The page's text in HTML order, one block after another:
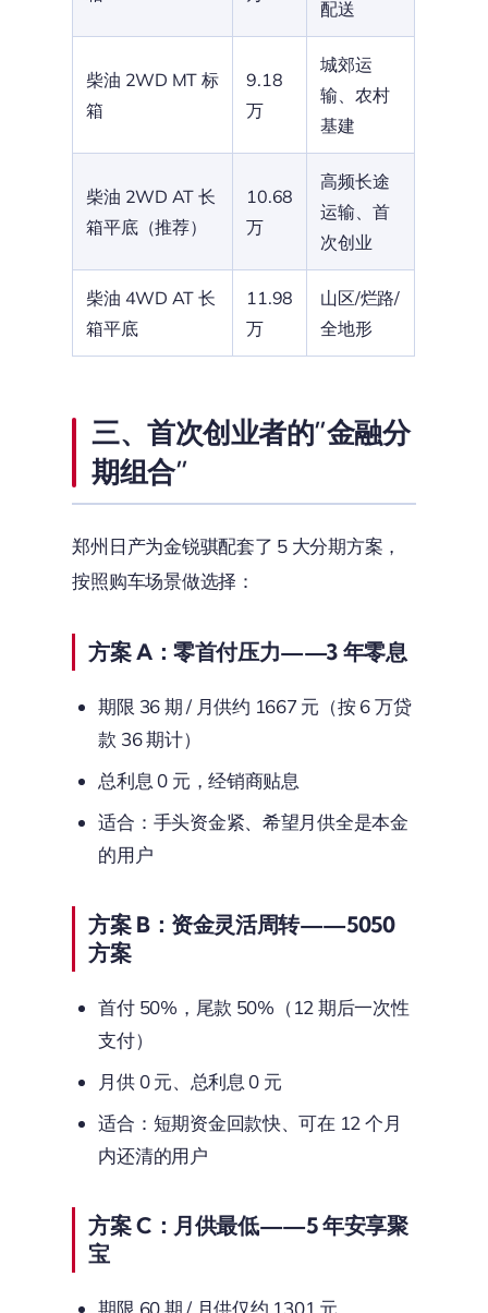
配送
柴油 2WD MT 标
箱
9.18
万
城郊运
输、农村
基建
柴油 2WD AT 长
箱平底（推荐）
10.68
万
高频长途
运输、首
次创业
柴油 4WD AT 长
箱平底
11.98
万
山区/烂路/
全地形
三、首次创业者的”金融分
期组合”
郑州日产为金锐骐配套了 5 大分期方案，
按照购车场景做选择：
方案 A：零首付压力——3 年零息
期限 36 期 / 月供约 1667 元（按 6 万贷
款 36 期计）
总利息 0 元，经销商贴息
适合：手头资金紧、希望月供全是本金
的用户
方案 B：资金灵活周转——5050
方案
首付 50%，尾款 50%（12 期后一次性
支付）
月供 0 元、总利息 0 元
适合：短期资金回款快、可在 12 个月
内还清的用户
方案 C：月供最低——5 年安享聚
宝